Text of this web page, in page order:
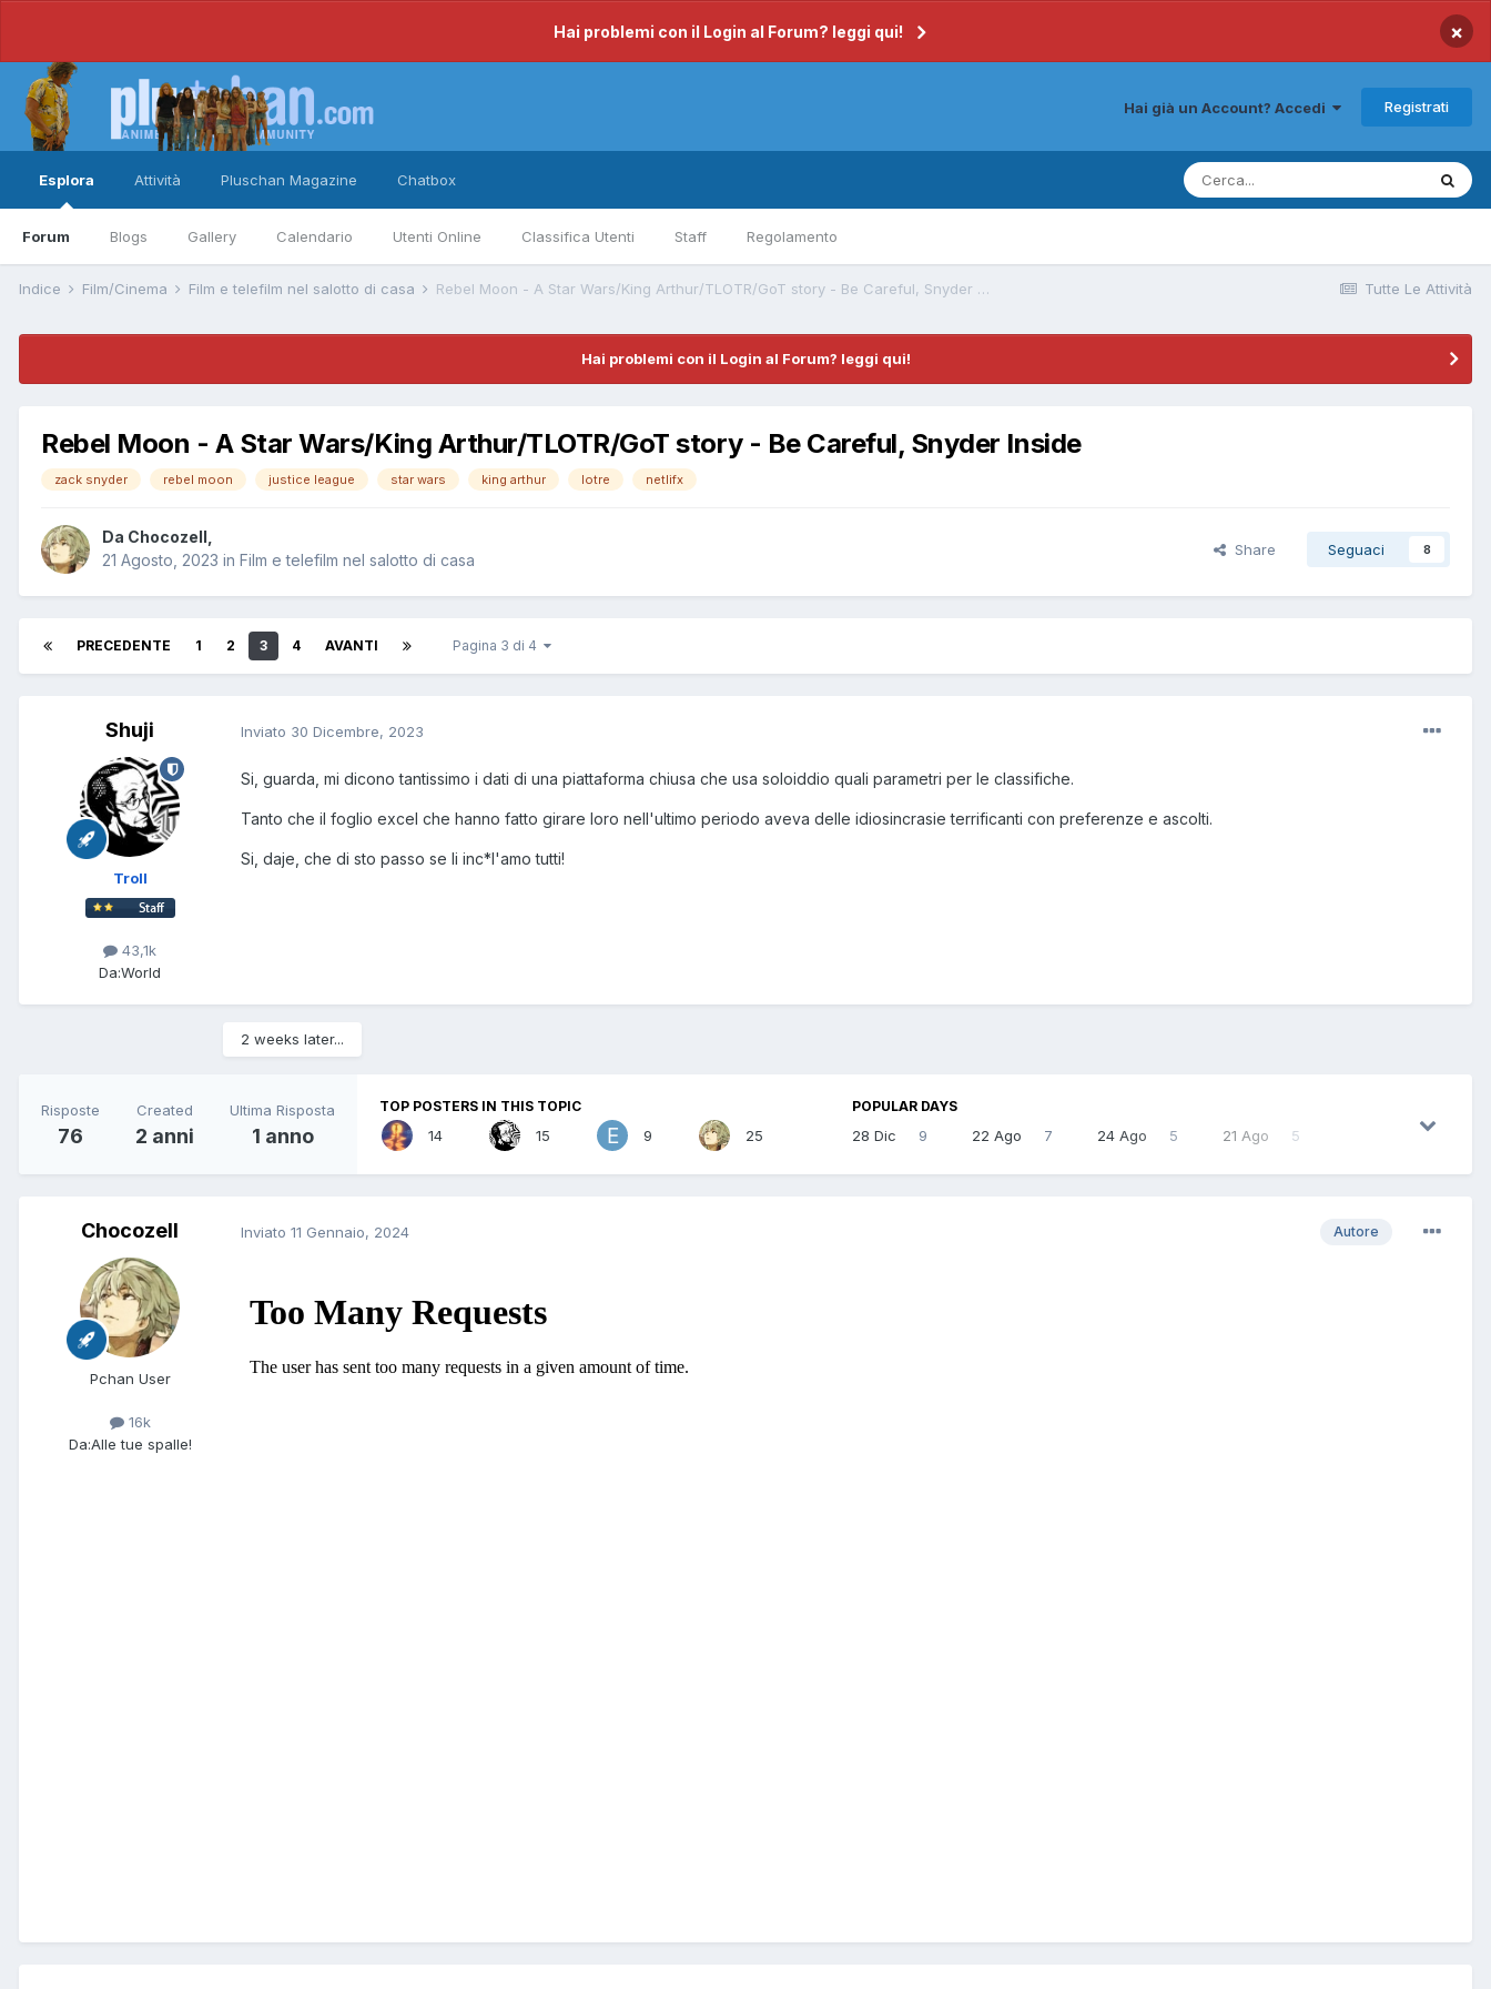
Hai problemi con il Login al Forum? leggi qui! ×
Hai già un Account? Accedi Registrati
Esplora
Forum Blogs Gallery Calendario Utenti Online Classifica Utenti Staff Regolamento
Attività Pluschan Magazine Chatbox
Tutte Le Attività
Indice Film/Cinema Film e telefilm nel salotto di casa Rebel Moon - A Star Wars/King Arthur/TLOTR/GoT story - Be Careful, Snyder Inside
Hai problemi con il Login al Forum? leggi qui!
Rebel Moon - A Star Wars/King Arthur/TLOTR/GoT story - Be Careful, Snyder Inside
zack snyder rebel moon justice league star wars king arthur lotre netlifx
Da Chocozell
21 Agosto, 2023 in Film e telefilm nel salotto di casa
Share Seguaci 8
PRECEDENTE 1 2 3 4 AVANTI Pagina 3 di 4
Shuji
Troll
43,1k
Da:World
Inviato 30 Dicembre, 2023
Si, guarda, mi dicono tantissimo i dati di una piattaforma chiusa che usa soloiddio quali parametri per le classifiche.
Tanto che il foglio excel che hanno fatto girare loro nell'ultimo periodo aveva delle idiosincrasie terrificanti con preferenze e ascolti.
Si, daje, che di sto passo se li inc*l'amo tutti!
2 weeks later...
Risposte
76
Created
2 anni
Ultima Risposta
1 anno
TOP POSTERS IN THIS TOPIC
14 15 9 25
POPULAR DAYS
28 Dic 9 22 Ago 7 24 Ago 5 21 Ago 5
Chocozell
Pchan User
16k
Da:Alle tue spalle!
Autore
Inviato 11 Gennaio, 2024